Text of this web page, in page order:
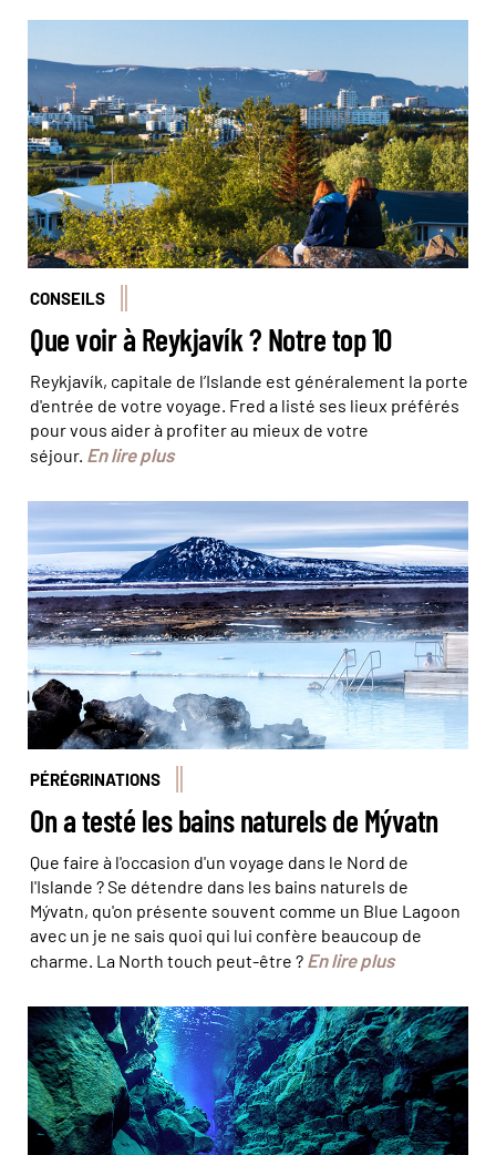
Milan Szypura/Haytham-REA/Comptoir des Voyages
CONSEILS
Que voir à Reykjavík ? Notre top 10
Reykjavík, capitale de l’Islande est généralement la porte
d'entrée de votre voyage. Fred a listé ses lieux préférés
pour vous aider à profiter au mieux de votre
séjour. En lire plus
PÉRÉGRINATIONS
On a testé les bains naturels de Mývatn
Que faire à l'occasion d'un voyage dans le Nord de
l'Islande ? Se détendre dans les bains naturels de
Mývatn, qu'on présente souvent comme un Blue Lagoon
avec un je ne sais quoi qui lui confère beaucoup de
charme. La North touch peut-être ? En lire plus
Dans la faille de Silfra © nudiblue/stock.adobe